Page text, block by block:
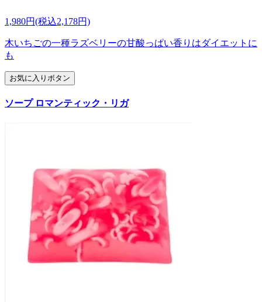
1,980円(税込2,178円)
木いちごの一種ラズベリーの甘酸っぱい香りはダイエットに
も
お気に入りボタン
ソープ ロマンティック・リガ